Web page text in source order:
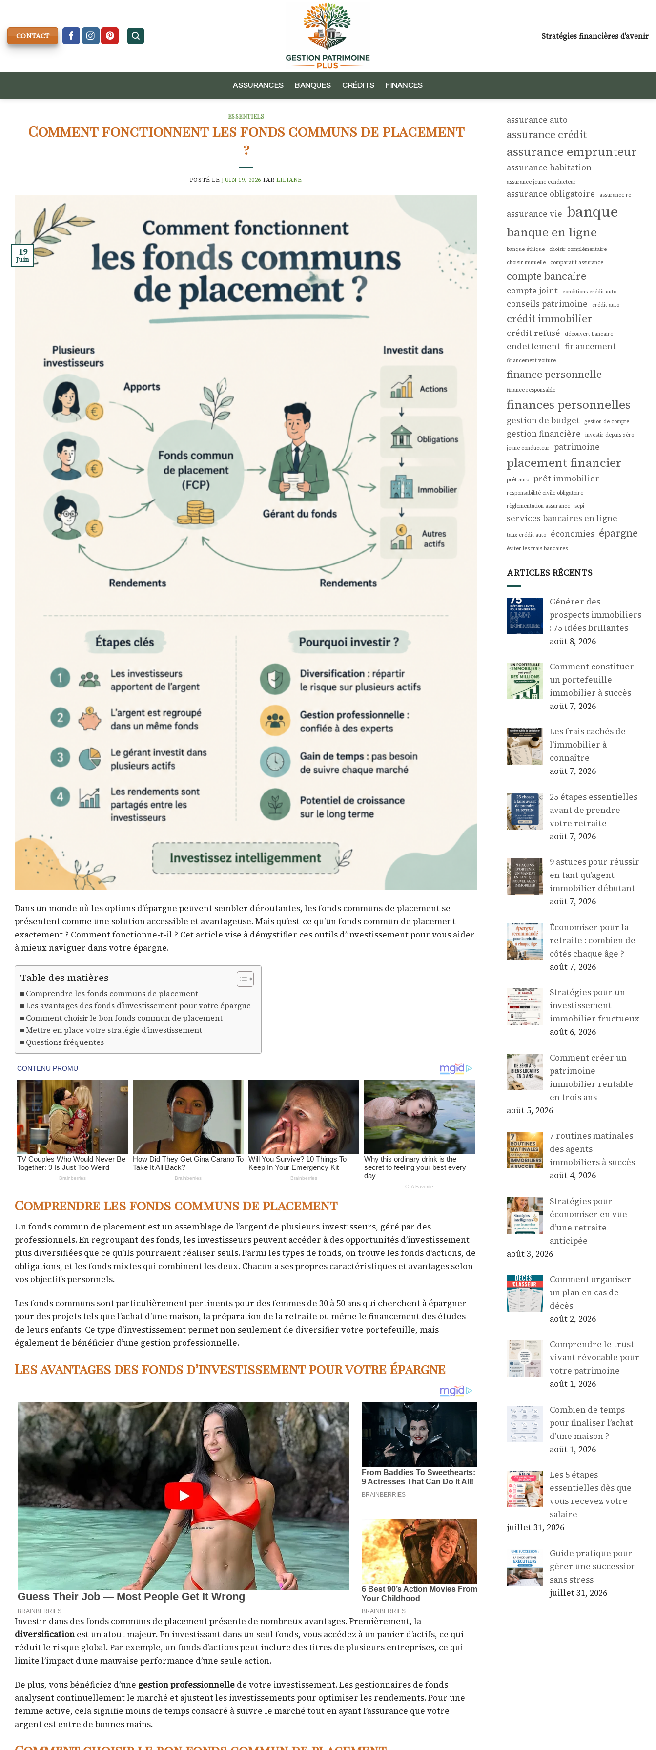
contentCONTACT Stratégies financières d’avenir
ASSURANCES BANQUES CRÉDITS FINANCES
ESSENTIELS
Comment fonctionnent les fonds communs de placement
?
POSTÉ LEJUIN 19, 2026 PAR LILIANE
19
Juin
Dans un monde où les options d’épargne peuvent sembler déroutantes, les fonds communs de placement se
présentent comme une solution accessible et avantageuse. Mais qu’est-ce qu’un fonds commun de placement
exactement ? Comment fonctionne-t-il ? Cet article vise à démystifier ces outils d’investissement pour vous aider
à mieux naviguer dans votre épargne.
Table des matières
Comprendre les fonds communs de placement
Les avantages des fonds d’investissement pour votre épargne
Comment choisir le bon fonds commun de placement
Mettre en place votre stratégie d’investissement
Questions fréquentes
Comprendre les fonds communs de placement
Un fonds commun de placement est un assemblage de l’argent de plusieurs investisseurs, géré par des
professionnels. En regroupant des fonds, les investisseurs peuvent accéder à des opportunités d’investissement
plus diversifiées que ce qu’ils pourraient réaliser seuls. Parmi les types de fonds, on trouve les fonds d’actions, de
obligations, et les fonds mixtes qui combinent les deux. Chacun a ses propres caractéristiques et avantages selon
vos objectifs personnels.
Les fonds communs sont particulièrement pertinents pour des femmes de 30 à 50 ans qui cherchent à épargner
pour des projets tels que l’achat d’une maison, la préparation de la retraite ou même le financement des études
de leurs enfants. Ce type d’investissement permet non seulement de diversifier votre portefeuille, mais
également de bénéficier d’une gestion professionnelle.
Les avantages des fonds d’investissement pour votre épargne
Investir dans des fonds communs de placement présente de nombreux avantages. Premièrement, la
diversification est un atout majeur. En investissant dans un seul fonds, vous accédez à un panier d’actifs, ce qui
réduit le risque global. Par exemple, un fonds d’actions peut inclure des titres de plusieurs entreprises, ce qui
limite l’impact d’une mauvaise performance d’une seule action.
De plus, vous bénéficiez d’une gestion professionnelle de votre investissement. Les gestionnaires de fonds
analysent continuellement le marché et ajustent les investissements pour optimiser les rendements. Pour une
femme active, cela signifie moins de temps consacré à suivre le marché tout en ayant l’assurance que votre
argent est entre de bonnes mains.
assurance auto
assurance crédit
assurance emprunteur
assurance habitation
assurance jeune conducteur
assurance obligatoire assurance rc
assurance vie banque
banque en ligne
banque éthique
choisir complémentaire
choisir mutuelle
comparatif assurance
compte bancaire
compte joint conditions crédit auto
conseils patrimoine crédit auto
crédit immobilier
crédit refusé découvert bancaire
endettement financement
financement voiture
finance personnelle
finance responsable
finances personnelles
gestion de budget gestion de compte
gestion financière
investir depuis zéro
jeune conducteur patrimoine
placement financier
prêt auto prêt immobilier
responsabilité civile obligatoire
règlementation assurance
scpi
services bancaires en ligne
taux crédit auto économies épargne
éviter les frais bancaires
ARTICLES RÉCENTS
Générer des
prospects immobiliers
: 75 idées brillantes
août 8, 2026
Comment constituer
un portefeuille
immobilier à succès
août 7, 2026
Les frais cachés de
l’immobilier à
connaître
août 7, 2026
25 étapes essentielles
avant de prendre
votre retraite
août 7, 2026
9 astuces pour réussir
en tant qu’agent
immobilier débutant
août 7, 2026
Économiser pour la
retraite : combien de
côtés chaque âge ?
août 7, 2026
Stratégies pour un
investissement
immobilier fructueux
août 6, 2026
Comment créer un
patrimoine
immobilier rentable
en trois ans
août 5, 2026
7 routines matinales
des agents
immobiliers à succès
août 4, 2026
Stratégies pour
économiser en vue
d’une retraite
anticipée
août 3, 2026
Comment organiser
un plan en cas de
décès
août 2, 2026
Comprendre le trust
vivant révocable pour
votre patrimoine
août 1, 2026
Combien de temps
pour finaliser l’achat
d’une maison ?
août 1, 2026
Les 5 étapes
essentielles dès que
vous recevez votre
salaire
juillet 31, 2026
Guide pratique pour
gérer une succession
sans stress
juillet 31, 2026